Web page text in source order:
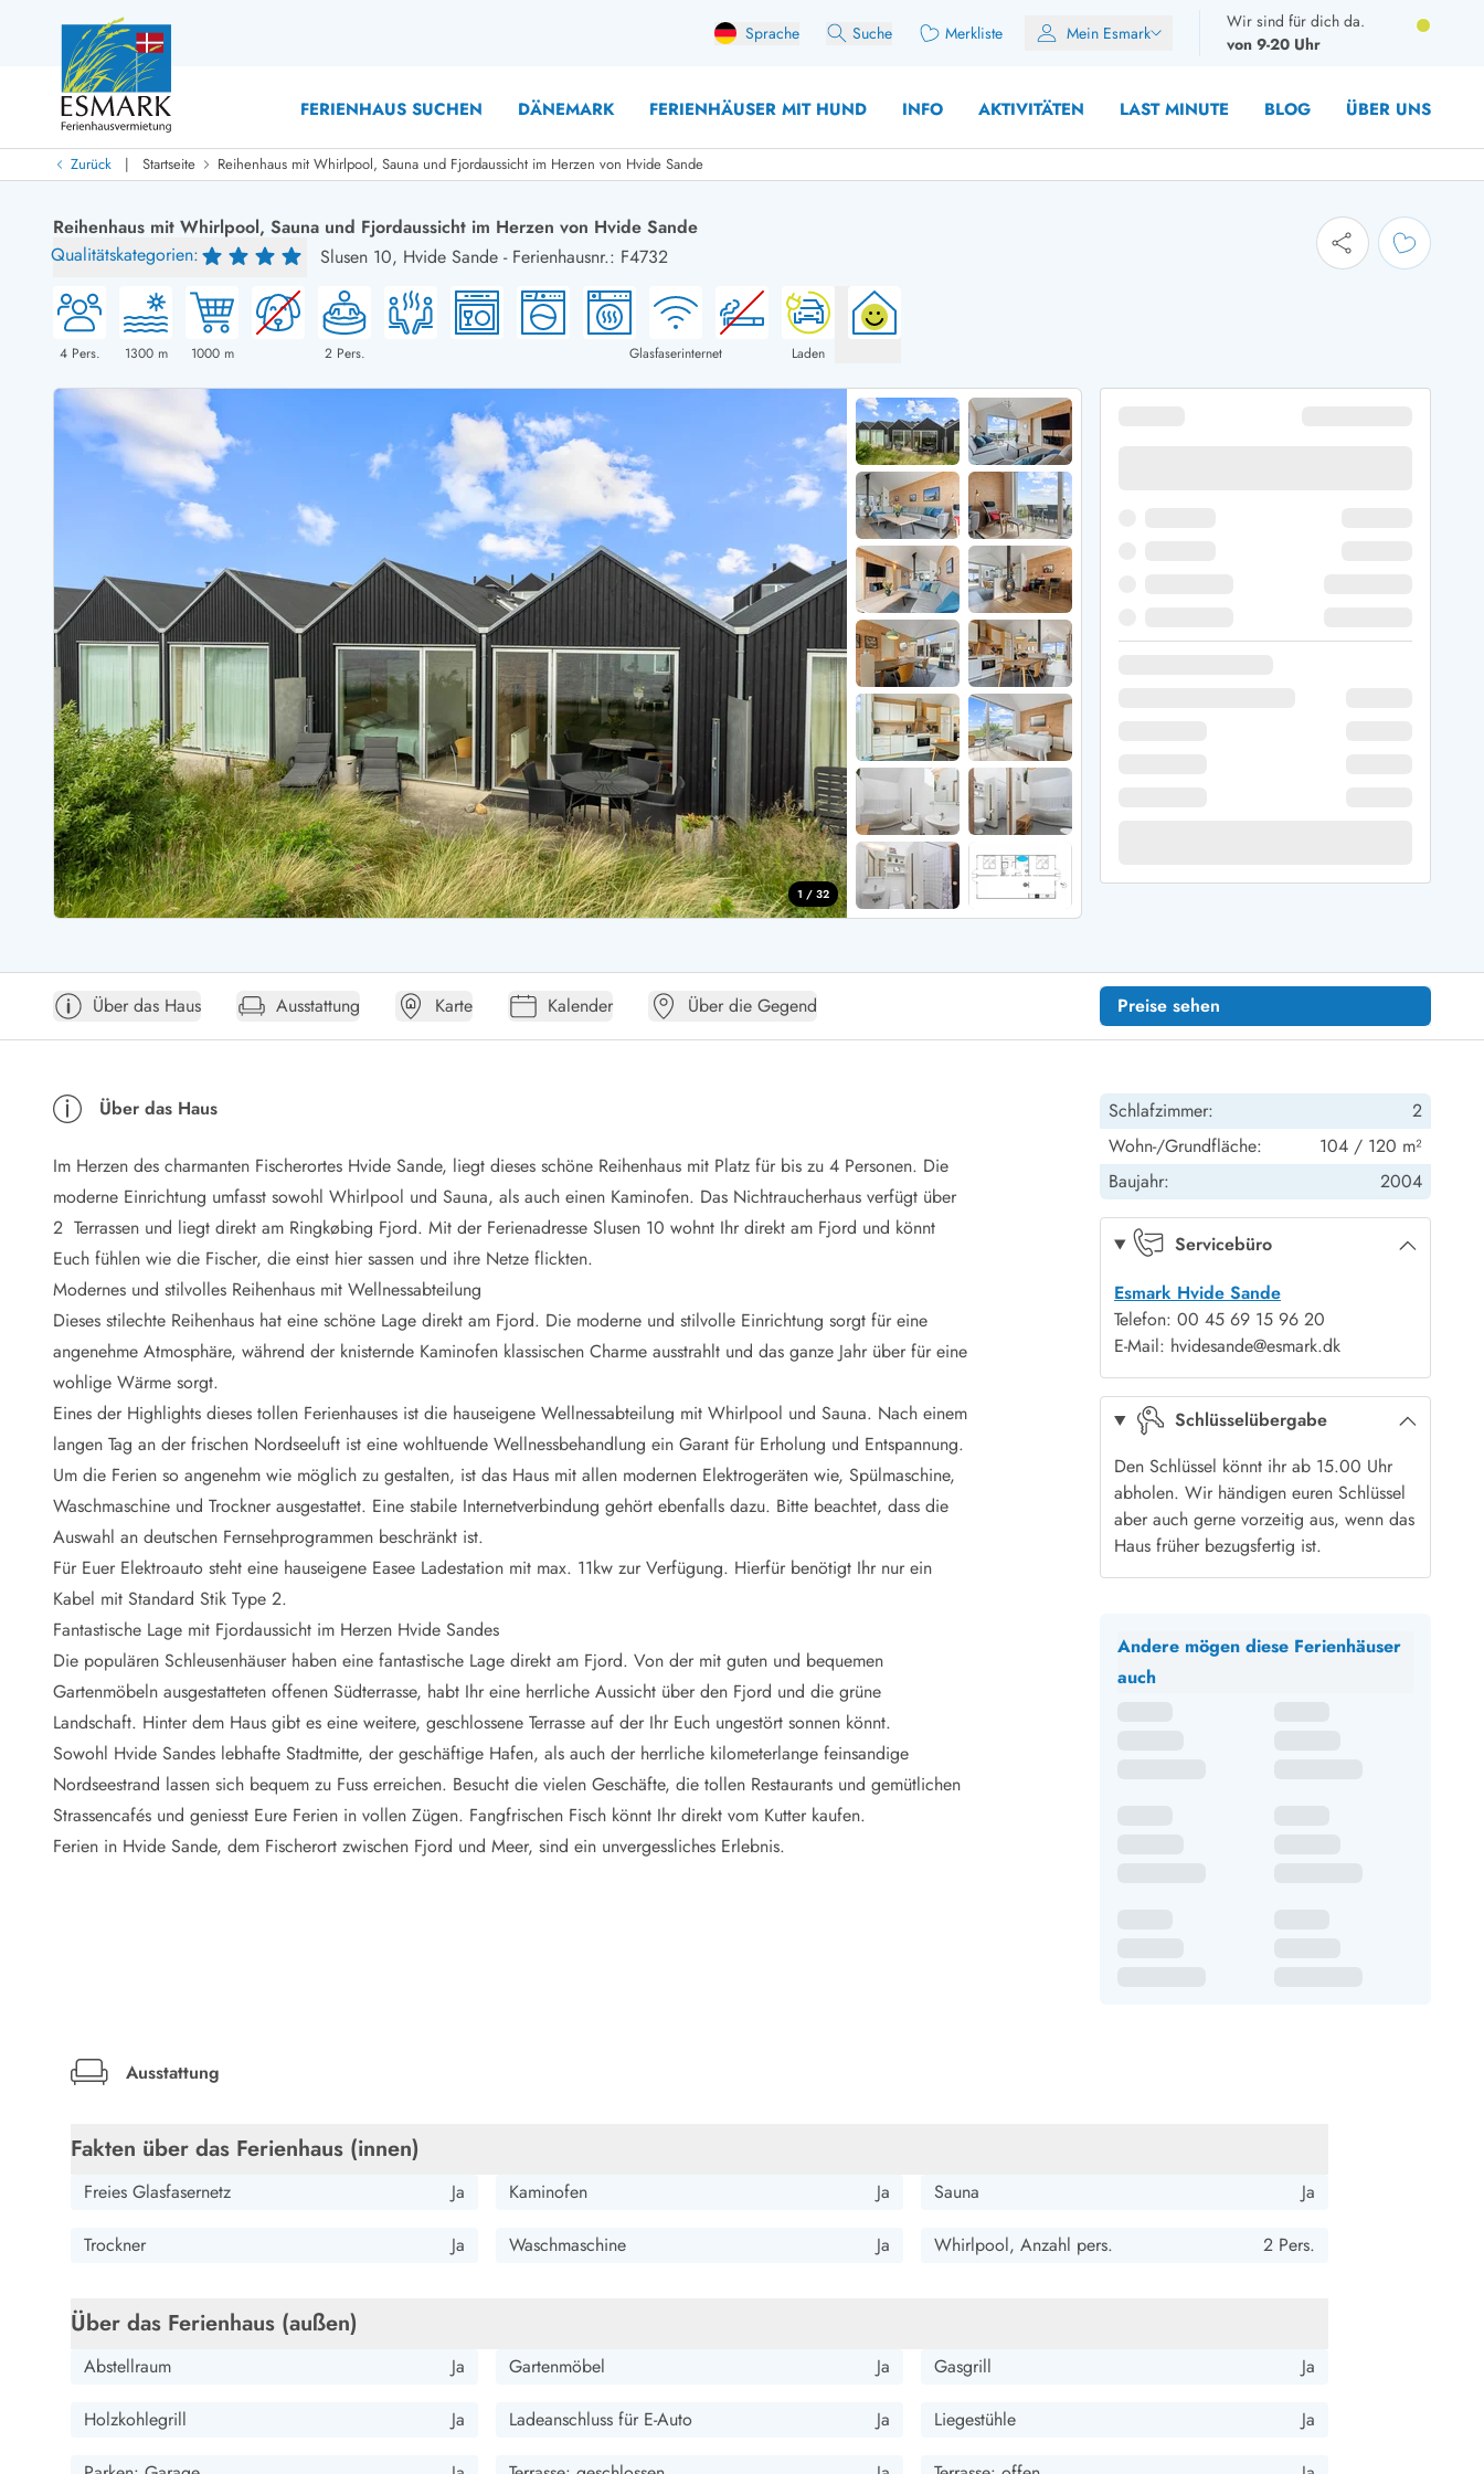
Sprache Suche Merkliste Mein Esmark
Wir sind für dich da.
von 9-20 Uhr
FERIENHAUS SUCHEN DÄNEMARK FERIENHÄUSER MIT HUND INFO AKTIVITÄTEN LAST MINUTE BLOG ÜBER UNS
Last Minute
Last Minute
Neu bei uns!
Neue Ferienhäuser bei ESMARKFerienhäuser mit Pool Ferienhäuser mit Hund
Neurenovierte Ferienhäuser
Ferienhäuser mit Endreinigung inklusive
Ferienhäuser dicht am Strand
Ferienhäuser neu gebaut
Ferienhäuser mit Sauna
Ferienhäuser Nicht-Raucher
Ferienhäuser mit Aussicht
Ferienhäuser mit Whirlpool
Ferienhäuser mit Freitagswechsel
Ferienhäuser mit Sonntagswechsel
Ferienhäuser für Angler
Ferienhäuser mit Aktivitätsraum
Ferienhäuser mit Kaminofen
Ferienhäuser mit Kindern
Luxus Ferienhäuser
Ferienhäuser mit Nebensaionrabatt
Ferienhaus für 2 Personen
Ferienhaus für 4 Personen
Ferienhaus für 6 Personen
Ferienhaus für 8 Personen
Ferienhaus für 10 Personen
Ferienhaus für Gruppen
Ferienhäuser im Frühjahr
Ferienhäuser im Sommer
Ferienhäuser im Herbst
Ferienhäuser im Winter
Ferienhäuser über Weihnachten
Ferienhäuser über Silvester
Ferienhäuser BjerregardFerienhäuser BlavandFerienhäuser Hvide SandeFerienhäuser Sondervig
Ferienhäuser Argab
Ferienhäuser in Arrild
Ferienhäuser Bjerregard
Ferienhäuser Blavand
Ferienhäuser Bork Havn
Ferienhäuser Fjand
Ferienhäuser Fanö
Ferienhäuser Graerup Strand
Ferienhäuser Haurvig
Ferienhäuser Henne Strand
Ferienhäuser Ho
Ferienhäuser Houstrup
Ferienhäuser Houvig
Ferienhäuser auf Holmsland Klit
Ferienhäuser in Holmsland
Ferienhäuser Hvide Sande
Ferienhäuser Jegum
Ferienhäuser Klegod
Ferienhäuser Lodbjerg Hede
Ferienhäuser Nr. Lyngvig
Ferienhäuser in Nymindegab
Ferienhäuser Römö
Ferienhäuser am Ringköbing Fjord
Ferienhäuser Sondervig
Ferienhäuser Skodbjerge
Ferienhäuser in Thorsminde
Ferienhäuser Vederso Klit
Ferienhäuser Vejers Strand
Ferienhäuser Vester Husby
Öffnungszeiten
Anreise
Ferienhaus ABC
Häufige Fragen zur Buchung
Verleihservice
Reisescheckliste
Endreinigung
Gutschein
Frühbucher
Mietbedingungen
Reiseführer Dänemark
Tipps für Urlaub in Dänemark
Wetter in Dänemark
Saisonzeiten
Badesicherheit im Meer
Naturschutz
Webcam Dänemark
Ferienhauskatalog
Fotowettbewerb
Vorteile bei uns
Reisecurity
Esmark KidsVIP
Esmark VIP - Partnervorteile und Rabatte
Preisgarantie
Keine Kaution
Gästebewertungen
Gratis WLAN
We love people
Urlaub am Strand
Indoorspielländer in Dänemark
Zoos und Tierparks in Dänemark
Freizeitparks in Dänemark
Angeln in Dänemark
Minigolf spielen in Dänemark
Schwimmhallen und Badeländer
Golfen in Dänemark
Fahrradfahren in Dänemark
Zurück | Startseite Reihenhaus mit Whirlpool, Sauna und Fjordaussicht im Herzen von Hvide Sande
Reihenhaus mit Whirlpool, Sauna und Fjordaussicht im Herzen von Hvide Sande
Qualitätskategorien:
Slusen 10, Hvide Sande - Ferienhausnr.: F4732
4Pers. 1300m 1000m 2Pers. Glasfaserinternet Laden
1 / 32
Über das Haus Ausstattung Karte Kalender Über die Gegend Preise sehen
Über das Haus
Im Herzen des charmanten Fischerortes Hvide Sande, liegt dieses schöne Reihenhaus mit Platz für bis zu 4 Personen. Die
moderne Einrichtung umfasst sowohl Whirlpool und Sauna, als auch einen Kaminofen. Das Nichtraucherhaus verfügt über
2 Terrassen und liegt direkt am Ringkøbing Fjord. Mit der Ferienadresse Slusen 10 wohnt Ihr direkt am Fjord und könnt
Euch fühlen wie die Fischer, die einst hier sassen und ihre Netze flickten.
Modernes und stilvolles Reihenhaus mit Wellnessabteilung
Dieses stilechte Reihenhaus hat eine schöne Lage direkt am Fjord. Die moderne und stilvolle Einrichtung sorgt für eine
angenehme Atmosphäre, während der knisternde Kaminofen klassischen Charme ausstrahlt und das ganze Jahr über für eine
wohlige Wärme sorgt.
Eines der Highlights dieses tollen Ferienhauses ist die hauseigene Wellnessabteilung mit Whirlpool und Sauna. Nach einem
langen Tag an der frischen Nordseeluft ist eine wohltuende Wellnessbehandlung ein Garant für Erholung und Entspannung.
Um die Ferien so angenehm wie möglich zu gestalten, ist das Haus mit allen modernen Elektrogeräten wie, Spülmaschine,
Waschmaschine und Trockner ausgestattet. Eine stabile Internetverbindung gehört ebenfalls dazu. Bitte beachtet, dass die
Auswahl an deutschen Fernsehprogrammen beschränkt ist.
Für Euer Elektroauto steht eine hauseigene Easee Ladestation mit max. 11kw zur Verfügung. Hierfür benötigt Ihr nur ein
Kabel mit Standard Stik Type 2.
Fantastische Lage mit Fjordaussicht im Herzen Hvide Sandes
Die populären Schleusenhäuser haben eine fantastische Lage direkt am Fjord. Von der mit guten und bequemen
Gartenmöbeln ausgestatteten offenen Südterrasse, habt Ihr eine herrliche Aussicht über den Fjord und die grüne
Landschaft. Hinter dem Haus gibt es eine weitere, geschlossene Terrasse auf der Ihr Euch ungestört sonnen könnt.
Sowohl Hvide Sandes lebhafte Stadtmitte, der geschäftige Hafen, als auch der herrliche kilometerlange feinsandige
Nordseestrand lassen sich bequem zu Fuss erreichen. Besucht die vielen Geschäfte, die tollen Restaurants und gemütlichen
Strassencafés und geniesst Eure Ferien in vollen Zügen. Fangfrischen Fisch könnt Ihr direkt vom Kutter kaufen.
Ferien in Hvide Sande, dem Fischerort zwischen Fjord und Meer, sind ein unvergessliches Erlebnis.
Schlafzimmer:
2
Wohn-/Grundfläche:
104 / 120 m²
Baujahr:
2004
Servicebüro
Esmark Hvide Sande
Telefon: 00 45 69 15 96 20
E-Mail: hvidesande@esmark.dk
Schlüsselübergabe
Den Schlüssel könnt ihr ab 15.00 Uhr
abholen. Wir händigen euren Schlüssel
aber auch gerne vorzeitig aus, wenn das
Haus früher bezugsfertig ist.
Andere mögen diese Ferienhäuser
auch
Ausstattung
Fakten über das Ferienhaus (innen)
Freies Glasfasernetz Ja Kaminofen Ja Sauna Ja
Trockner Ja Waschmaschine Ja Whirlpool, Anzahl pers. 2 Pers.
Über das Ferienhaus (außen)
Abstellraum Ja Gartenmöbel Ja Gasgrill Ja
Holzkohlegrill Ja Ladeanschluss für E-Auto Ja Liegestühle Ja